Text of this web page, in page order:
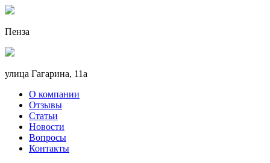
Пенза
улица Гагарина, 11а
О компании
Отзывы
Статьи
Новости
Вопросы
Контакты